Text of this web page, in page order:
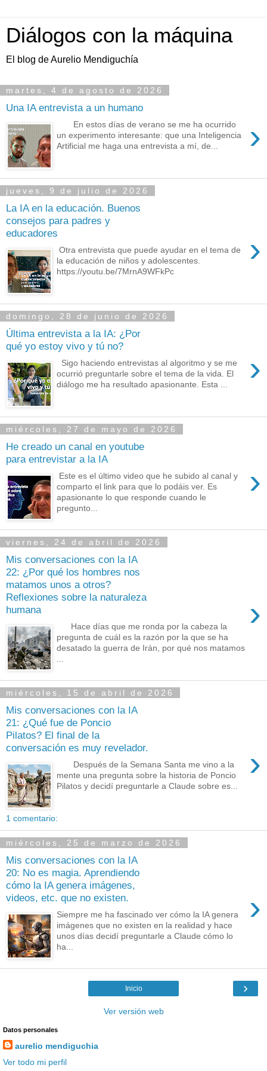
Diálogos con la máquina
El blog de Aurelio Mendiguchía
martes, 4 de agosto de 2026
Una IA entrevista a un humano
›
En estos días de verano se me ha ocurrido
un experimento interesante: que una Inteligencia
Artificial me haga una entrevista a mí, de...
jueves, 9 de julio de 2026
La IA en la educación. Buenos
consejos para padres y
educadores
›
Otra entrevista que puede ayudar en el tema de
la educación de niños y adolescentes.
https://youtu.be/7MrnA9WFkPc
domingo, 28 de junio de 2026
Última entrevista a la IA: ¿Por
qué yo estoy vivo y tú no?
›
Sigo haciendo entrevistas al algoritmo y se me
ocurrió preguntarle sobre el tema de la vida. El
diálogo me ha resultado apasionante. Esta ...
miércoles, 27 de mayo de 2026
He creado un canal en youtube
para entrevistar a la IA
›
Este es el último video que he subido al canal y
comparto el link para que lo podáis ver. Es
apasionante lo que responde cuando le
pregunto...
viernes, 24 de abril de 2026
Mis conversaciones con la IA
22: ¿Por qué los hombres nos
matamos unos a otros?
Reflexiones sobre la naturaleza
humana
›
Hace días que me ronda por la cabeza la
pregunta de cuál es la razón por la que se ha
desatado la guerra de Irán, por qué nos matamos
...
miércoles, 15 de abril de 2026
Mis conversaciones con la IA
21: ¿Qué fue de Poncio
Pilatos? El final de la
conversación es muy revelador.
›
Después de la Semana Santa me vino a la
mente una pregunta sobre la historia de Poncio
Pilatos y decidí preguntarle a Claude sobre es...
1 comentario:
miércoles, 25 de marzo de 2026
Mis conversaciones con la IA
20: No es magia. Aprendiendo
cómo la IA genera imágenes,
videos, etc. que no existen.
›
Siempre me ha fascinado ver cómo la IA genera
imágenes que no existen en la realidad y hace
unos días decidí preguntarle a Claude cómo lo
ha...
›
Inicio
Ver versión web
Datos personales
aurelio mendiguchia
Ver todo mi perfil